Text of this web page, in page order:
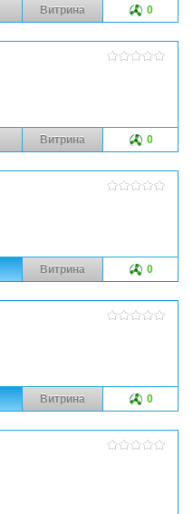
Витрина 0
Витрина 0
Витрина 0
Витрина 0